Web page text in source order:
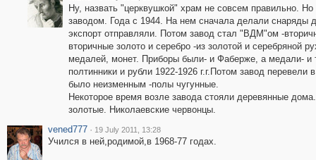
Ну, назвать "церквушкой" храм не совсем правильно.
заводом. Года с 1944. На нем сначала делали
экспорт отправляли. Потом завод стал "ВДМ"ом -
вторичные золото и серебро -из золотой и серебряной
медалей, монет. Приборы были- и Фаберже, а медали-
полтинники и рубли 1922-1926 г.г.Потом завод
было неизменным -полы чугунные.
Некоторое время возле завода стояли деревянные
золотые. Николаевские червонцы.
vened777 · 19 July 2011, 13:28
Учился в ней,родимой,в 1968-77 годах.